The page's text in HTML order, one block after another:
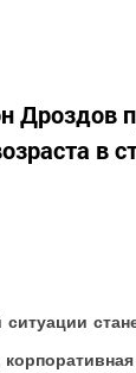
Дроздов
в